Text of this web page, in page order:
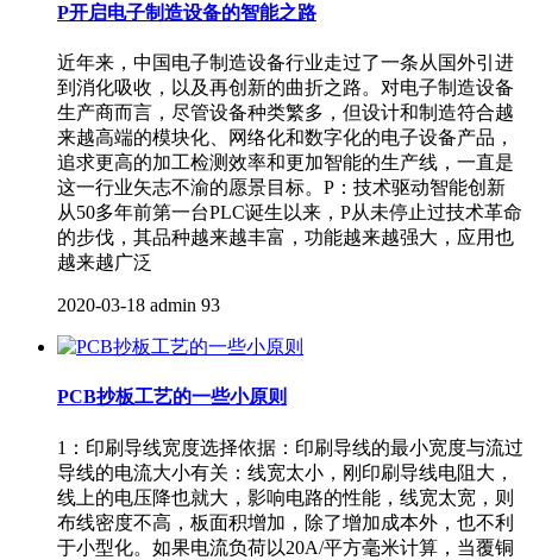
P开启电子制造设备的智能之路
近年来，中国电子制造设备行业走过了一条从国外引进
到消化吸收，以及再创新的曲折之路。对电子制造设备
生产商而言，尽管设备种类繁多，但设计和制造符合越
来越高端的模块化、网络化和数字化的电子设备产品，
追求更高的加工检测效率和更加智能的生产线，一直是
这一行业矢志不渝的愿景目标。P：技术驱动智能创新
从50多年前第一台PLC诞生以来，P从未停止过技术革命
的步伐，其品种越来越丰富，功能越来越强大，应用也
越来越广泛
2020-03-18 admin 93
PCB抄板工艺的一些小原则
1：印刷导线宽度选择依据：印刷导线的最小宽度与流过
导线的电流大小有关：线宽太小，刚印刷导线电阻大，
线上的电压降也就大，影响电路的性能，线宽太宽，则
布线密度不高，板面积增加，除了增加成本外，也不利
于小型化。如果电流负荷以20A/平方毫米计算，当覆铜